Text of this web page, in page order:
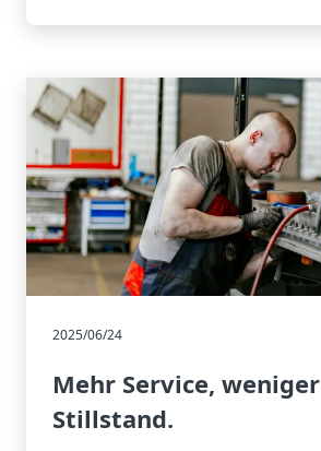
2025/06/24
Mehr Service, weniger
Stillstand.